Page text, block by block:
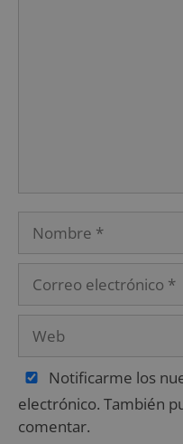
Notificarme los
electrónico. También
comentar.